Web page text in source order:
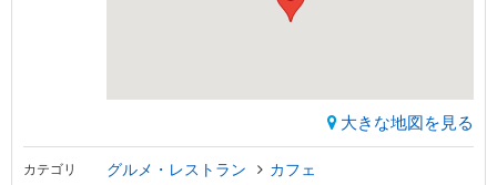
大きな地図を見る
カテゴリ グルメ・レストラン カフェ